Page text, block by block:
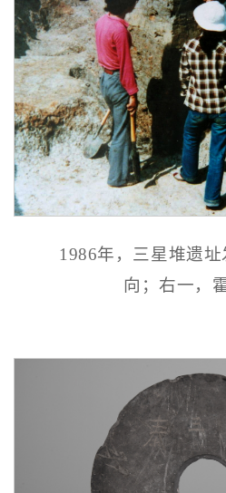
1986年，三星堆遗
向；右一，